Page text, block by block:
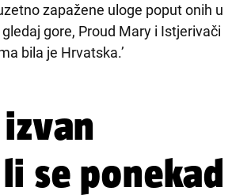
zapažene uloge poput onih u
gore, Proud Mary i Istjerivači
bila je Hrvatska.’
se ponekad